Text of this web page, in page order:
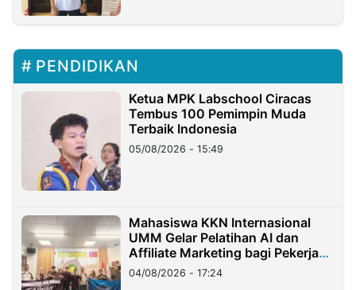
PENDIDIKAN
Ketua MPK Labschool Ciracas
Tembus 100 Pemimpin Muda
Terbaik Indonesia
05/08/2026 - 15:49
Mahasiswa KKN Internasional
UMM Gelar Pelatihan AI dan
Affiliate Marketing bagi Pekerja
Migran Indonesia di Taiwan
04/08/2026 - 17:24